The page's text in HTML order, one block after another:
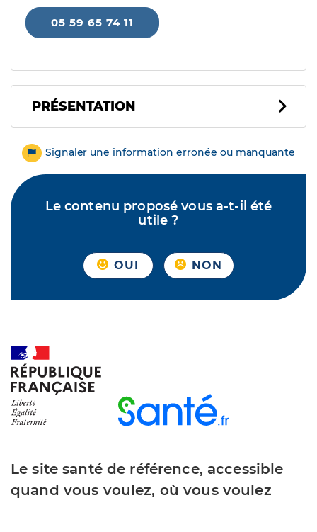
05 59 65 74 11
PRÉSENTATION
Signaler une information erronée ou manquante
Le contenu proposé vous a-t-il été
utile ?
OUI NON
Le site santé de référence, accessible
quand vous voulez, où vous voulez